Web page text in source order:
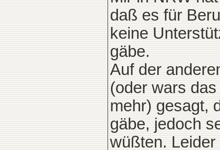
daß es für
keine
gäbe.
Auf der
(oder wars
mehr) gesagt,
gäbe, jedoch
wüßten.